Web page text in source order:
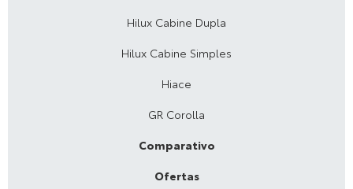
Hilux Cabine Dupla
Hilux Cabine Simples
Hiace
GR Corolla
Comparativo
Ofertas